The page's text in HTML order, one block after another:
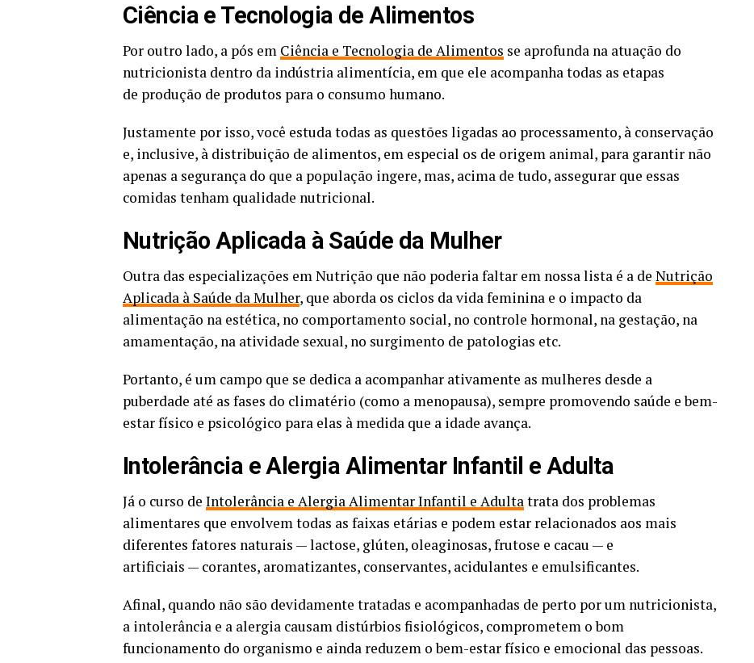
Ciência e Tecnologia de Alimentos
Por outro lado, a pós em Ciência e Tecnologia de Alimentos se aprofunda na atuação do
nutricionista dentro da indústria alimentícia, em que ele acompanha todas as etapas
de produção de produtos para o consumo humano.
Justamente por isso, você estuda todas as questões ligadas ao processamento, à conservação
e, inclusive, à distribuição de alimentos, em especial os de origem animal, para garantir não
apenas a segurança do que a população ingere, mas, acima de tudo, assegurar que essas
comidas tenham qualidade nutricional.
Nutrição Aplicada à Saúde da Mulher
Outra das especializações em Nutrição que não poderia faltar em nossa lista é a de Nutrição
Aplicada à Saúde da Mulher, que aborda os ciclos da vida feminina e o impacto da
alimentação na estética, no comportamento social, no controle hormonal, na gestação, na
amamentação, na atividade sexual, no surgimento de patologias etc.
Portanto, é um campo que se dedica a acompanhar ativamente as mulheres desde a
puberdade até as fases do climatério (como a menopausa), sempre promovendo saúde e bem-
estar físico e psicológico para elas à medida que a idade avança.
Intolerância e Alergia Alimentar Infantil e Adulta
Já o curso de Intolerância e Alergia Alimentar Infantil e Adultatrata dos problemas
alimentares que envolvem todas as faixas etárias e podem estar relacionados aos mais
diferentes fatores naturais — lactose, glúten, oleaginosas, frutose e cacau — e
artificiais — corantes, aromatizantes, conservantes, acidulantes e emulsificantes.
Afinal, quando não são devidamente tratadas e acompanhadas de perto por um nutricionista,
a intolerância e a alergia causam distúrbios fisiológicos, comprometem o bom
funcionamento do organismo e ainda reduzem o bem-estar físico e emocional das pessoas.